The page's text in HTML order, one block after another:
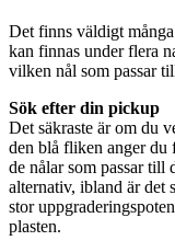
Det finns väldigt
kan finnas under flera
vilken nål som passar
Sök efter din pickup
Det säkraste är om du
den blå fliken anger du
de nålar som passar
alternativ, ibland är det
stor
plasten.